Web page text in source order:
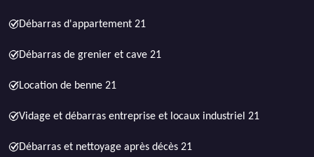
Débarras d'appartement 21
Débarras de grenier et cave 21
Location de benne 21
Vidage et débarras entreprise et locaux industriel 21
Débarras et nettoyage après décès 21